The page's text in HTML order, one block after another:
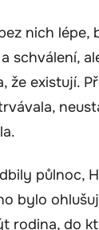
nich lépe,
schválení,
že existují.
půlnoc,
bylo
rodina, do